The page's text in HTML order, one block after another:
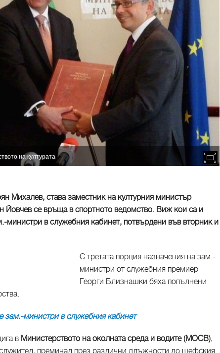
на културата
Михалев, става заместник на културния министър
Йовчев се връща в спортното ведомство. Виж кои са и
министри в служебния кабинет, потвърдени във вторник и
С третата порция назначения на зам.-
министри от служебния премиер
Георги Близнашки бяха попълнени
зам.-министри в служебния кабинет
в Министерството на околната среда и водите (МОСВ),
преминал през различни длъжности до шефския